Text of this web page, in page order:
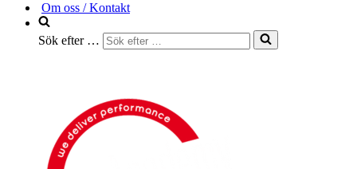
Om oss / Kontakt
Sök efter …